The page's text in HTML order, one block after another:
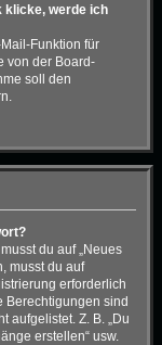
klicke, werde ich
Funktion für
von der Board-
soll den
du auf „Neues
musst du auf
erforderlich
Berechtigungen sind
aufgelistet. Z. B. „Du
erstellen“ usw.